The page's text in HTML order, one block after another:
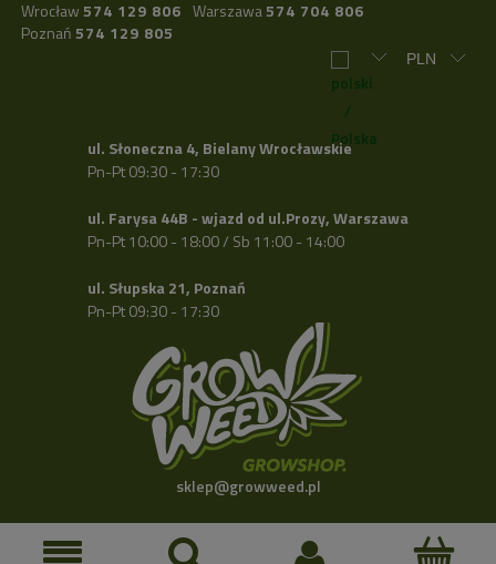
Wrocław 574 129 806 Warszawa574 704 806
Poznań 574 129 805
ul. Słoneczna 4, Bielany Wrocławskie
Pn-Pt 09:30 - 17:30
ul. Farysa 44B - wjazd od ul.Prozy, Warszawa
Pn-Pt 10:00 - 18:00 / Sb 11:00 - 14:00
ul. Słupska 21, Poznań
Pn-Pt 09:30 - 17:30
sklep@growweed.pl